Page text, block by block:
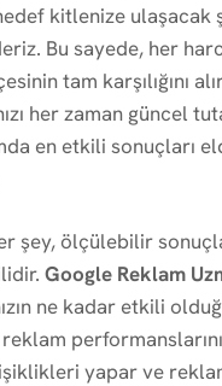
kitlenize ulaşacak
Bu sayede, her
tam karşılığını
her zaman güncel
en etkili sonuçları
şey, ölçülebilir
Google Reklam
ne kadar etkili
yapar ve